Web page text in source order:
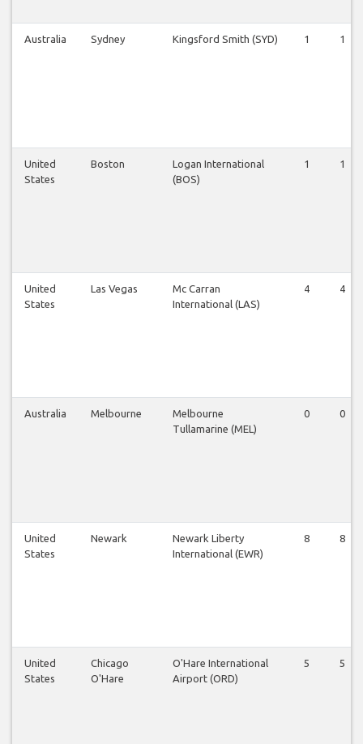
Australia Sydney Kingsford Smith (SYD) 1 1
United
States
Boston
Logan International
(BOS)
1 1
United
States
Las Vegas
Mc Carran
International (LAS)
4 4
Australia Melbourne
Melbourne
Tullamarine (MEL)
0 0
United
States
Newark
Newark Liberty
International (EWR)
8 8
United
States
Chicago
O'Hare
O'Hare International
Airport (ORD)
5 5